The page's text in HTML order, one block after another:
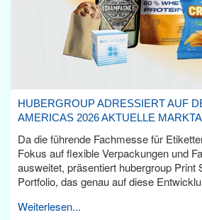
HUBERGROUP ADRESSIERT AUF
AMERICAS 2026 AKTUELLE
Da die führende Fachmesse für
Fokus auf flexible Verpackungen und
ausweitet, präsentiert hubergroup Print
Portfolio, das genau auf diese
Weiterlesen...